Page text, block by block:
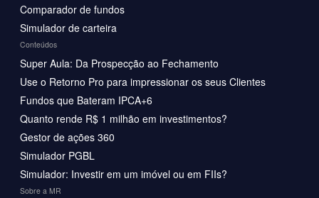
Comparador de fundos
Simulador de carteira
Conteúdos
Super Aula: Da Prospecção ao Fechamento
Use o Retorno Pro para impressionar os seus Clientes
Fundos que Bateram IPCA+6
Quanto rende R$ 1 milhão em investimentos?
Gestor de ações 360
Simulador PGBL
Simulador: Investir em um imóvel ou em FIIs?
Sobre a MR